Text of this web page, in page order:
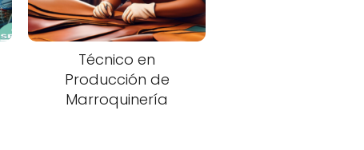
Técnico en
Producción de
Marroquinería